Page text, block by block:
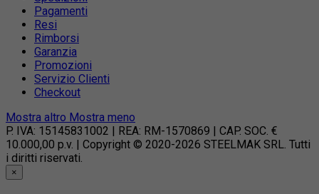
Pagamenti
Resi
Rimborsi
Garanzia
Promozioni
Servizio Clienti
Checkout
Mostra altro Mostra meno
P. IVA: 15145831002 | REA: RM-1570869 | CAP. SOC. €
10.000,00 p.v. | Copyright © 2020-2026 STEELMAK SRL. Tutti
i diritti riservati.
×